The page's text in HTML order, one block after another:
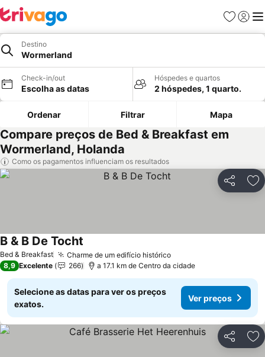
Favoritos
Iniciar
Destino
Wormerland
Check-in/out
Escolha as datas
Hóspedes e quartos
2 hóspedes, 1 quarto.
Ordenar Filtrar Mapa
Compare preços de Bed & Breakfast em
Wormerland, Holanda
Como os pagamentos influenciam os resultados
Partilhar
Bed & Breakfast Charme de um edifício históricoVer preços
B & B De Tocht
8,9 Excelente 266 a 17.1 km de Centro da cidade
Selecione as datas para ver os preços
exatos.
Ver preços
Partilhar